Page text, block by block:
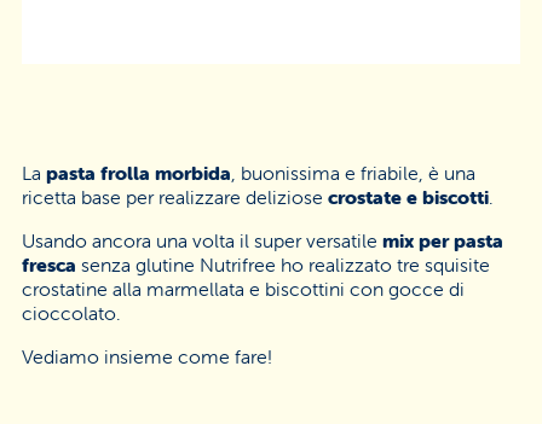
La pasta frolla morbida , buonissima e friabile, è una
ricetta base per realizzare deliziose crostate e biscotti
Usando ancora una volta il super versatile mix per pasta
fresca senza glutine Nutrifree ho realizzato tre squisite
crostatine alla marmellata e biscottini con gocce di
cioccolato.
Vediamo insieme come fare!